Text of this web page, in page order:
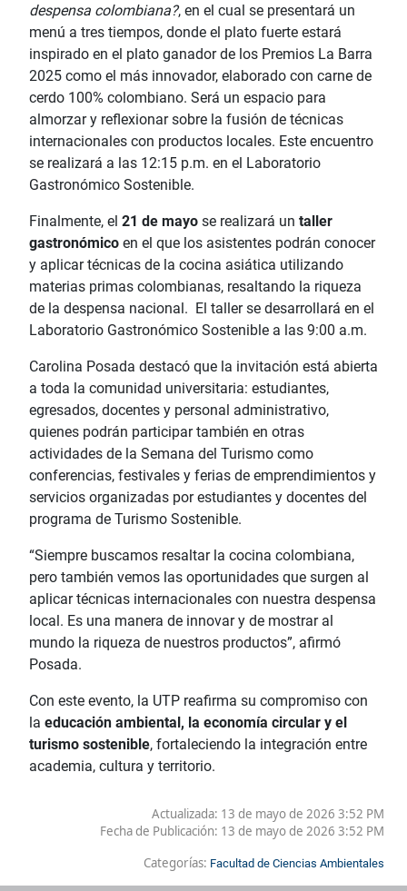
despensa colombiana?, en el cual se presentará un
menú a tres tiempos, donde el plato fuerte estará
inspirado en el plato ganador de los Premios La Barra
2025 como el más innovador, elaborado con carne de
cerdo 100% colombiano. Será un espacio para
almorzar y reflexionar sobre la fusión de técnicas
internacionales con productos locales. Este encuentro
se realizará a las 12:15 p.m. en el Laboratorio
Gastronómico Sostenible.
Finalmente, el 21 de mayo se realizará un taller
gastronómico en el que los asistentes podrán conocer
y aplicar técnicas de la cocina asiática utilizando
materias primas colombianas, resaltando la riqueza
de la despensa nacional. El taller se desarrollará en el
Laboratorio Gastronómico Sostenible a las 9:00 a.m.
Carolina Posada destacó que la invitación está abierta
a toda la comunidad universitaria: estudiantes,
egresados, docentes y personal administrativo,
quienes podrán participar también en otras
actividades de la Semana del Turismo como
conferencias, festivales y ferias de emprendimientos y
servicios organizadas por estudiantes y docentes del
programa de Turismo Sostenible.
“Siempre buscamos resaltar la cocina colombiana,
pero también vemos las oportunidades que surgen al
aplicar técnicas internacionales con nuestra despensa
local. Es una manera de innovar y de mostrar al
mundo la riqueza de nuestros productos”, afirmó
Posada.
Con este evento, la UTP reafirma su compromiso con
la educación ambiental, la economía circular y el
turismo sostenible, fortaleciendo la integración entre
academia, cultura y territorio.
Actualizada: 13 de mayo de 2026 3:52 PM
Fecha de Publicación: 13 de mayo de 2026 3:52 PM
Categorías: Facultad de Ciencias Ambientales